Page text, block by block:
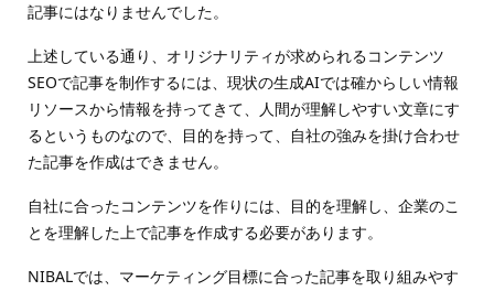
記事にはなりませんでした。
上述している通り、オリジナリティが求められるコンテンツ
SEOで記事を制作するには、現状の生成AIでは確からしい情報
リソースから情報を持ってきて、人間が理解しやすい文章にす
るというものなので、目的を持って、自社の強みを掛け合わせ
た記事を作成はできません。
自社に合ったコンテンツを作りには、目的を理解し、企業のこ
とを理解した上で記事を作成する必要があります。
NIBALでは、マーケティング目標に合った記事を取り組みやす